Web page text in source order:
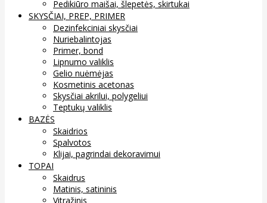
Pedikiūro maišai, šlepetės, skirtukai
SKYSČIAI, PREP, PRIMER
Dezinfekciniai skysčiai
Nuriebalintojas
Primer, bond
Lipnumo valiklis
Gelio nuėmėjas
Kosmetinis acetonas
Skysčiai akrilui, polygeliui
Teptukų valiklis
BAZĖS
Skaidrios
Spalvotos
Klijai, pagrindai dekoravimui
TOPAI
Skaidrus
Matinis, satininis
Vitražinis